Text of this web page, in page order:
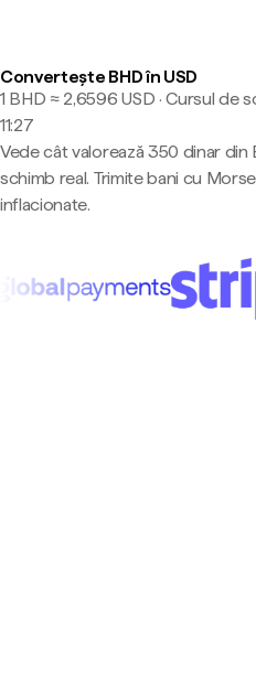
Convertește BHD în USD
1 BHD ≈ 2,6596 USD · Cursul de
11:27
Vede cât valorează 350 dinar din
schimb real. Trimite bani cu
inflacionate.